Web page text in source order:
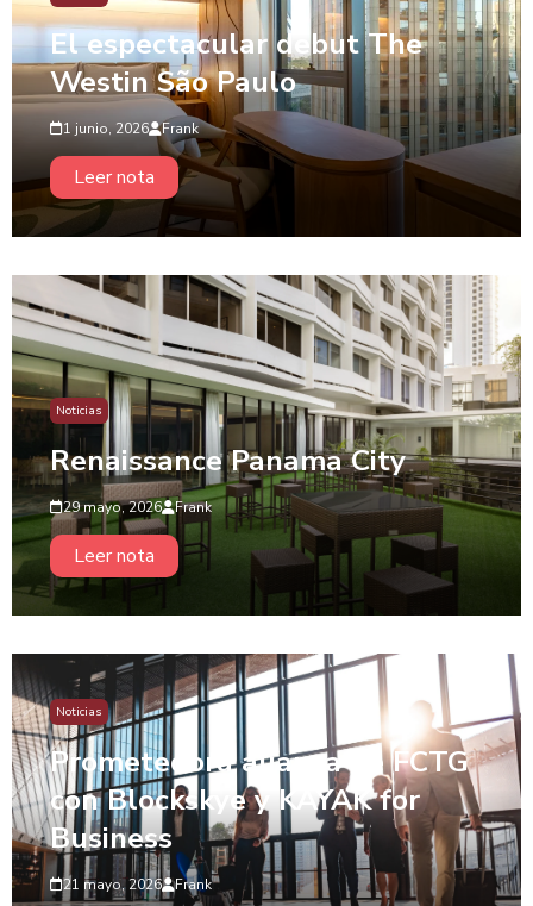
El espectacular debut The
Westin São Paulo
1 junio, 2026 Frank
Leer nota
Noticias
Renaissance Panama City
29 mayo, 2026 Frank
Leer nota
Noticias
Prometedora alianza de FCTG
con Blockskye y KAYAK for
Business
21 mayo, 2026 Frank